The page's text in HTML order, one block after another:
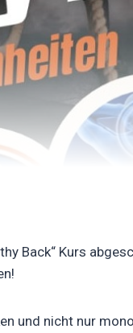
Back“ Kurs
und nicht nur